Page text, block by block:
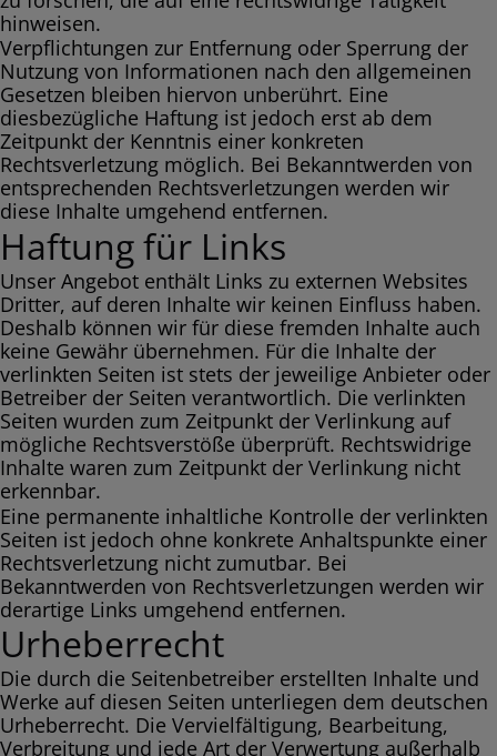
hinweisen.
Verpflichtungen zur Entfernung oder Sperrung der
Nutzung von Informationen nach den allgemeinen
Gesetzen bleiben hiervon unberührt. Eine
diesbezügliche Haftung ist jedoch erst ab dem
Zeitpunkt der Kenntnis einer konkreten
Rechtsverletzung möglich. Bei Bekanntwerden von
entsprechenden Rechtsverletzungen werden wir
diese Inhalte umgehend entfernen.
Haftung für Links
Unser Angebot enthält Links zu externen Websites
Dritter, auf deren Inhalte wir keinen Einfluss haben.
Deshalb können wir für diese fremden Inhalte auch
keine Gewähr übernehmen. Für die Inhalte der
verlinkten Seiten ist stets der jeweilige Anbieter oder
Betreiber der Seiten verantwortlich. Die verlinkten
Seiten wurden zum Zeitpunkt der Verlinkung auf
mögliche Rechtsverstöße überprüft. Rechtswidrige
Inhalte waren zum Zeitpunkt der Verlinkung nicht
erkennbar.
Eine permanente inhaltliche Kontrolle der verlinkten
Seiten ist jedoch ohne konkrete Anhaltspunkte einer
Rechtsverletzung nicht zumutbar. Bei
Bekanntwerden von Rechtsverletzungen werden wir
derartige Links umgehend entfernen.
Urheberrecht
Die durch die Seitenbetreiber erstellten Inhalte und
Werke auf diesen Seiten unterliegen dem deutschen
Urheberrecht. Die Vervielfältigung, Bearbeitung,
Verbreitung und jede Art der Verwertung außerhalb